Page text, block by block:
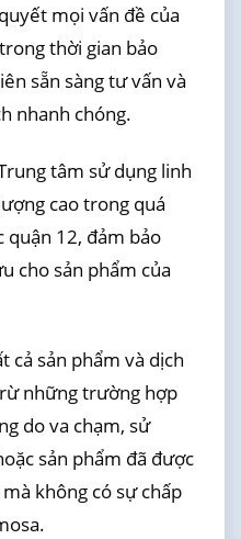
mọi vấn đề của
thời gian bảo
sẵn sàng tư vấn và
nhanh chóng.
tâm sử dụng linh
cao trong quá
12, đảm bảo
cho sản phẩm của
cả sản phẩm và dịch
những trường hợp
do va chạm, sử
sản phẩm đã được
không có sự chấp